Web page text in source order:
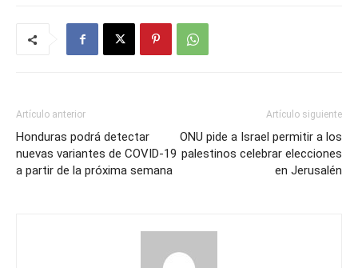
Artículo anterior
Honduras podrá detectar
nuevas variantes de COVID-19
a partir de la próxima semana
Artículo siguiente
ONU pide a Israel permitir a los
palestinos celebrar elecciones
en Jerusalén